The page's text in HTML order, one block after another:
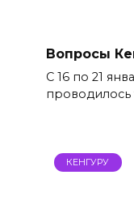
Вопросы
С 16 по 21
проводилось
КЕНГУРУ